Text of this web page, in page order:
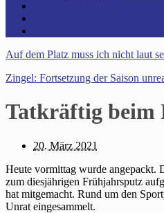
Auf dem Platz muss ich nicht laut
Zingel: Fortsetzung der Saison
Tatkräftig beim
20. März 2021
Heute vormittag wurde angepackt.
zum diesjährigen Frühjahrsputz
hat mitgemacht. Rund um den
Unrat eingesammelt.